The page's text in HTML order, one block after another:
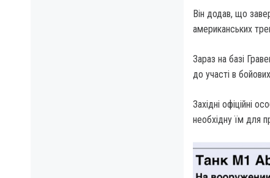
Він додав, що
американських
Зараз на базі
до участі в
Західні офіційні
необхідну їм для